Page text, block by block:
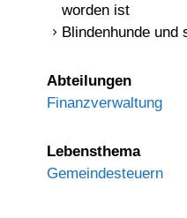
worden ist
Blindenhunde und
Abteilungen
Finanzverwaltung
Lebensthema
Gemeindesteuern